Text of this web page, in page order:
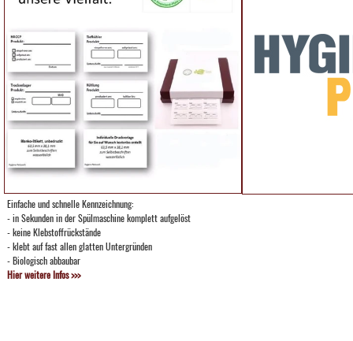
Einfache und schnelle Kennzeichnung:
- in Sekunden in der Spülmaschine komplett aufgelöst
- keine Klebstoffrückstände
- klebt auf fast allen glatten Untergründen
- Biologisch abbaubar
Hier weitere Infos >>>